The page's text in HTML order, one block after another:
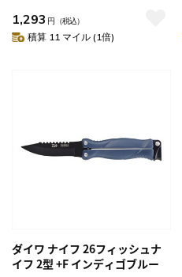
1,293 円 （税込）
積算 11 マイル (1倍)
ダイワ ナイフ 26フィッシュナ
イフ 2型 +F インディゴブルー